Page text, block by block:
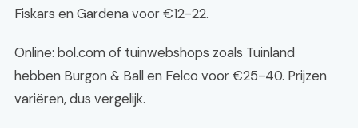
Fiskars en Gardena voor €12-22.
Online: bol.com of tuinwebshops zoals Tuinland
hebben Burgon & Ball en Felco voor €25-40. Prijzen
variëren, dus vergelijk.